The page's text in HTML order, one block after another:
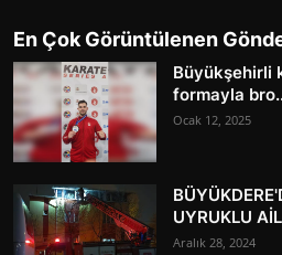
En Çok Görüntülenen
Büyükşehirli
formayla
Ocak 12, 2025
UYRUKLU
Aralık 28, 2024